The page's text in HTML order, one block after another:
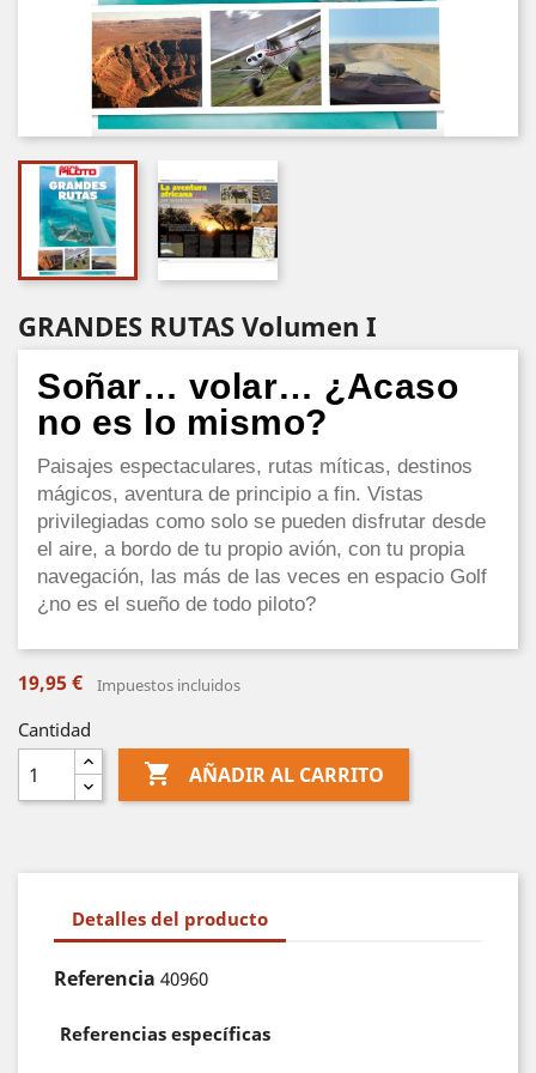
GRANDES RUTAS Volumen I
Soñar… volar… ¿Acaso
no es lo mismo?
Paisajes espectaculares, rutas míticas, destinos
mágicos, aventura de principio a fin. Vistas
privilegiadas como solo se pueden disfrutar desde
el aire, a bordo de tu propio avión, con tu propia
navegación, las más de las veces en espacio Golf
¿no es el sueño de todo piloto?
19,95 € Impuestos incluidos
Cantidad
 AÑADIR AL CARRITO
Detalles del producto
Referencia 40960
Referencias específicas